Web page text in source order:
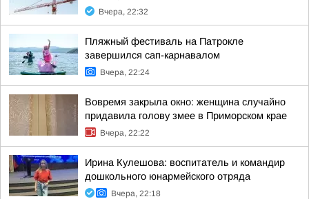
Вчера, 22:32
Пляжный фестиваль на Патрокле
завершился сап-карнавалом
Вчера, 22:24
Вовремя закрыла окно: женщина случайно
придавила голову змее в Приморском крае
Вчера, 22:22
Ирина Кулешова: воспитатель и командир
дошкольного юнармейского отряда
Вчера, 22:18